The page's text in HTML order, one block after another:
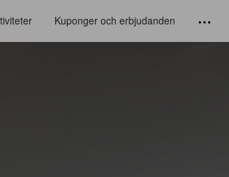
Kuponger och erbjudanden